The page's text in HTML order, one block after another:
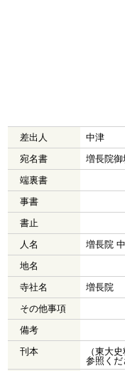
差出人
中津
宛名書
増長院御
端裏書
事書
書止
人名
増長院
地名
寺社名
増長院
その他事項
備考
刊本
（東大
参照くだ